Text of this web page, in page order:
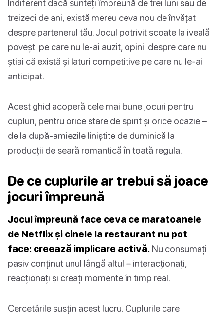
Indiferent dacă sunteți împreună de trei luni sau de
treizeci de ani, există mereu ceva nou de învățat
despre partenerul tău. Jocul potrivit scoate la iveală
povești pe care nu le-ai auzit, opinii despre care nu
știai că există și laturi competitive pe care nu le-ai
anticipat.
Acest ghid acoperă cele mai bune jocuri pentru
cupluri, pentru orice stare de spirit și orice ocazie –
de la după-amiezile liniștite de duminică la
producții de seară romantică în toată regula.
De ce cuplurile ar trebui să joace
jocuri împreună
Jocul împreună face ceva ce maratoanele
de Netflix și cinele la restaurant nu pot
face: creează implicare activă. Nu consumați
pasiv conținut unul lângă altul – interacționați,
reacționați și creați momente în timp real.
Cercetările susțin acest lucru. Cuplurile care